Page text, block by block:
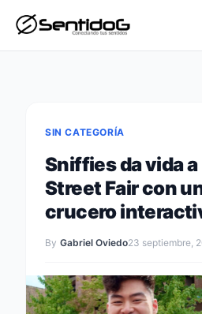
SIN CATEGORÍA
Sniffies da vida a
Street Fair con
crucero
By Gabriel Oviedo23 septiembre,